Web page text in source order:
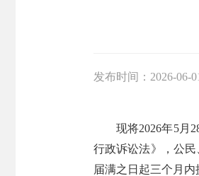
发布时间： 2026-06-
现将2026年5月
行政诉讼法》，公
届满之日起三个月内